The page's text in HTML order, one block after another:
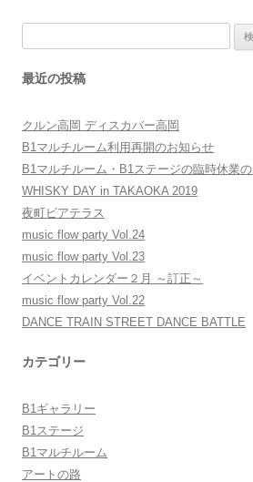
ョ
ン
最近の投稿
クルン高岡 ディスカバー高岡
B1マルチルーム利用再開のお知らせ
B1マルチルーム・B1ステージの臨時休業
WHISKY DAY in TAKAOKA 2019
夜町ビアテラス
music flow party Vol.24
music flow party Vol.23
イベントカレンダー２月 ～訂正～
music flow party Vol.22
DANCE TRAIN STREET DANCE BATTLE
カテゴリー
B1ギャラリー
B1ステージ
B1マルチルーム
アートの路